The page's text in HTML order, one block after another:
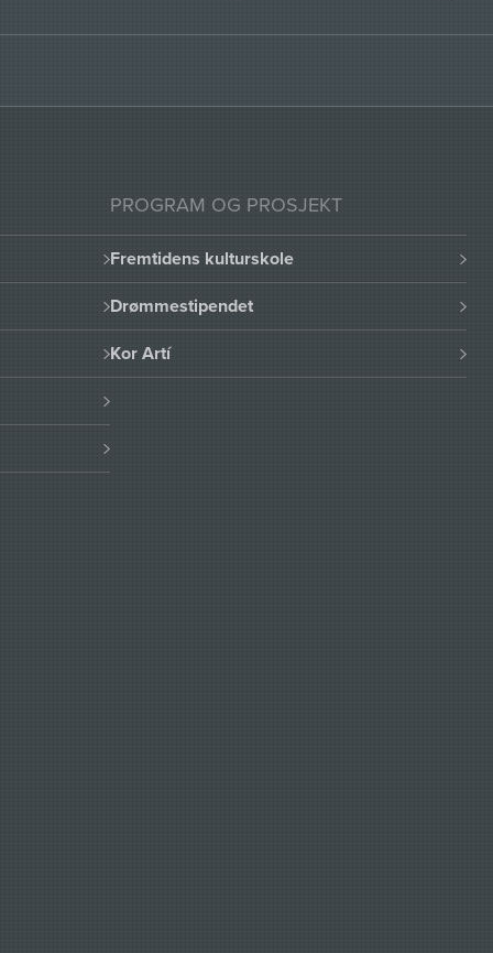
PROGRAM OG PROSJEKT
Fremtidens kulturskole
Drømmestipendet
Kor Artí